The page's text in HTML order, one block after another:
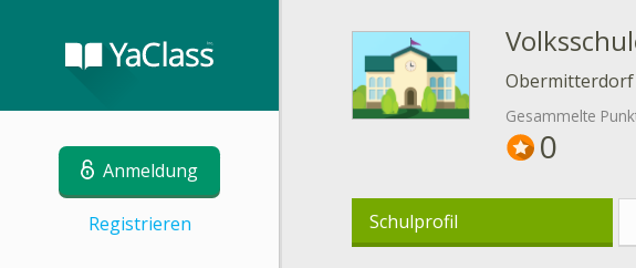
Anmeldung
Registrieren
Obermitterdorf
Gesammelte
0
Schulprofil